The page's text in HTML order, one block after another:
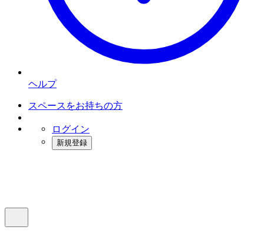
ヘルプ
スペースをお持ちの方
ログイン
新規登録